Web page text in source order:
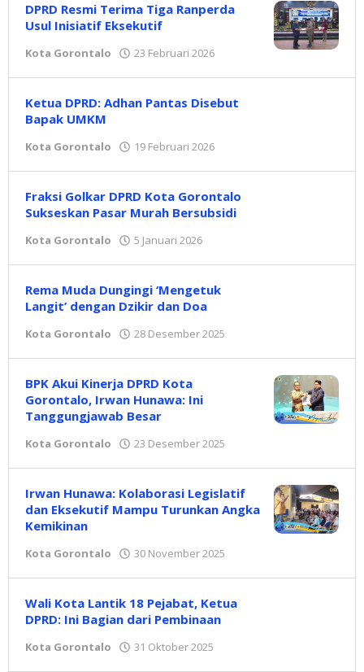
DPRD Resmi Terima Tiga Ranperda
Usul Inisiatif Eksekutif
Kota Gorontalo 23 Februari 2026
Ketua DPRD: Adhan Pantas Disebut
Bapak UMKM
Kota Gorontalo 19 Februari 2026
Fraksi Golkar DPRD Kota Gorontalo
Sukseskan Pasar Murah Bersubsidi
Kota Gorontalo 5 Januari 2026
Rema Muda Dungingi ‘Mengetuk
Langit’ dengan Dzikir dan Doa
Kota Gorontalo 28 Desember 2025
BPK Akui Kinerja DPRD Kota
Gorontalo, Irwan Hunawa: Ini
Tanggungjawab Besar
Kota Gorontalo 23 Desember 2025
Irwan Hunawa: Kolaborasi Legislatif
dan Eksekutif Mampu Turunkan Angka
Kemikinan
Kota Gorontalo 30 November 2025
Wali Kota Lantik 18 Pejabat, Ketua
DPRD: Ini Bagian dari Pembinaan
Kota Gorontalo 31 Oktober 2025